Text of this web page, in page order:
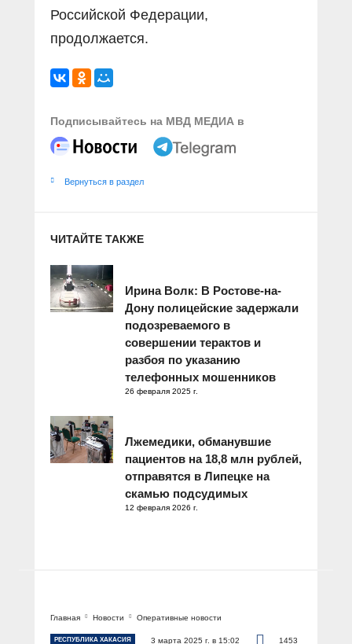
Российской Федерации,
продолжается.
Подписывайтесь на МВД МЕДИА в
Вернуться в раздел
ЧИТАЙТЕ ТАКЖЕ
Ирина Волк: В Ростове-на-
Дону полицейские задержали
подозреваемого в
совершении терактов и
разбоя по указанию
телефонных мошенников
26 февраля 2025 г.
Лжемедики, обманувшие
пациентов на 18,8 млн рублей,
отправятся в Липецке на
скамью подсудимых
12 февраля 2026 г.
Главная Новости Оперативные новости
РЕСПУБЛИКА ХАКАСИЯ 3 марта 2025 г. в 15:02 1453